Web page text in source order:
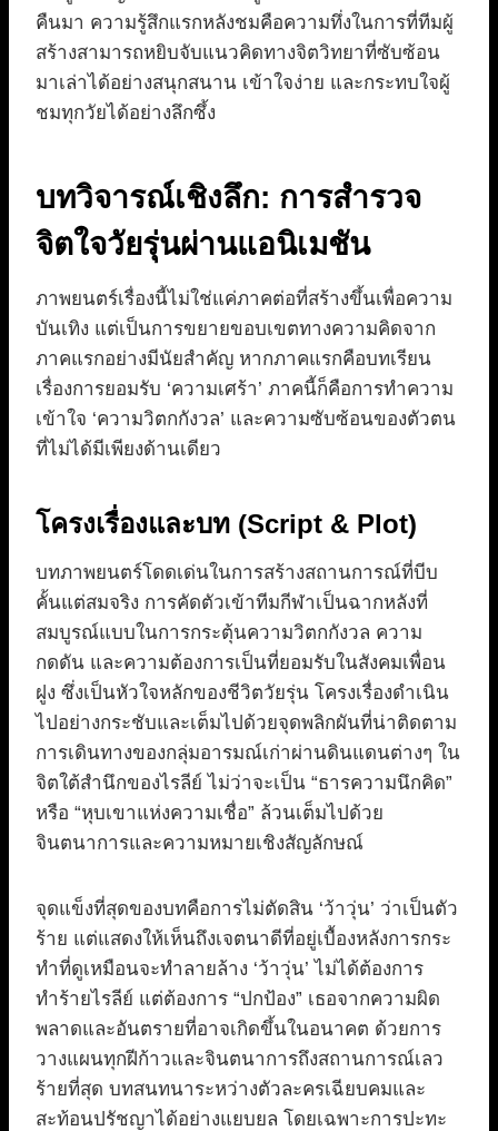
คืนมา ความรู้สึกแรกหลังชมคือความทึ่งในการที่ทีมผู้
สร้างสามารถหยิบจับแนวคิดทางจิตวิทยาที่ซับซ้อน
มาเล่าได้อย่างสนุกสนาน เข้าใจง่าย และกระทบใจผู้
ชมทุกวัยได้อย่างลึกซึ้ง
บทวิจารณ์เชิงลึก: การสำรวจ
จิตใจวัยรุ่นผ่านแอนิเมชัน
ภาพยนตร์เรื่องนี้ไม่ใช่แค่ภาคต่อที่สร้างขึ้นเพื่อความ
บันเทิง แต่เป็นการขยายขอบเขตทางความคิดจาก
ภาคแรกอย่างมีนัยสำคัญ หากภาคแรกคือบทเรียน
เรื่องการยอมรับ ‘ความเศร้า’ ภาคนี้ก็คือการทำความ
เข้าใจ ‘ความวิตกกังวล’ และความซับซ้อนของตัวตน
ที่ไม่ได้มีเพียงด้านเดียว
โครงเรื่องและบท (Script & Plot)
บทภาพยนตร์โดดเด่นในการสร้างสถานการณ์ที่บีบ
คั้นแต่สมจริง การคัดตัวเข้าทีมกีฬาเป็นฉากหลังที่
สมบูรณ์แบบในการกระตุ้นความวิตกกังวล ความ
กดดัน และความต้องการเป็นที่ยอมรับในสังคมเพื่อน
ฝูง ซึ่งเป็นหัวใจหลักของชีวิตวัยรุ่น โครงเรื่องดำเนิน
ไปอย่างกระชับและเต็มไปด้วยจุดพลิกผันที่น่าติดตาม
การเดินทางของกลุ่มอารมณ์เก่าผ่านดินแดนต่างๆ ใน
จิตใต้สำนึกของไรลีย์ ไม่ว่าจะเป็น “ธารความนึกคิด”
หรือ “หุบเขาแห่งความเชื่อ” ล้วนเต็มไปด้วย
จินตนาการและความหมายเชิงสัญลักษณ์
จุดแข็งที่สุดของบทคือการไม่ตัดสิน ‘ว้าวุ่น’ ว่าเป็นตัว
ร้าย แต่แสดงให้เห็นถึงเจตนาดีที่อยู่เบื้องหลังการกระ
ทำที่ดูเหมือนจะทำลายล้าง ‘ว้าวุ่น’ ไม่ได้ต้องการ
ทำร้ายไรลีย์ แต่ต้องการ “ปกป้อง” เธอจากความผิด
พลาดและอันตรายที่อาจเกิดขึ้นในอนาคต ด้วยการ
วางแผนทุกฝีก้าวและจินตนาการถึงสถานการณ์เลว
ร้ายที่สุด บทสนทนาระหว่างตัวละครเฉียบคมและ
สะท้อนปรัชญาได้อย่างแยบยล โดยเฉพาะการปะทะ